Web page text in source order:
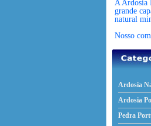
A Ardosia
grande
natural
Nosso
Ardosia
Ardosia
Pedra